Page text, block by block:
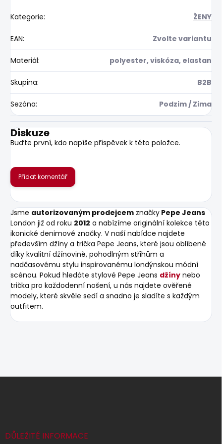
Kategorie: ŽENY
EAN: Zvolte variantu
Materiál: polyester, viskóza, elastan
Skupina: B2B
Sezóna: Podzim / Zima
Diskuze
Buďte první, kdo napíše příspěvek k této položce.
Přidat komentář
Jsme autorizovaným prodejcem značky Pepe Jeans
London již od roku 2012 a nabízíme originální kolekce této
ikonické denimové značky. V naší nabídce najdete
především džíny a trička Pepe Jeans, které jsou oblíbené
díky kvalitní džínovině, pohodlným střihům a
nadčasovému stylu inspirovanému londýnskou módní
scénou. Pokud hledáte stylové Pepe Jeans džíny nebo
trička pro každodenní nošení, u nás najdete ověřené
modely, které skvěle sedí a snadno je sladíte s každým
outfitem.
Z
DŮLEŽITÉ INFORMACE